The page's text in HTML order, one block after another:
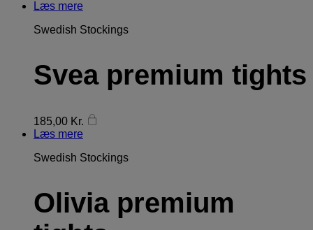
Læs mere
Swedish Stockings
Svea premium tights
185,00 Kr.
Læs mere
Swedish Stockings
Olivia premium